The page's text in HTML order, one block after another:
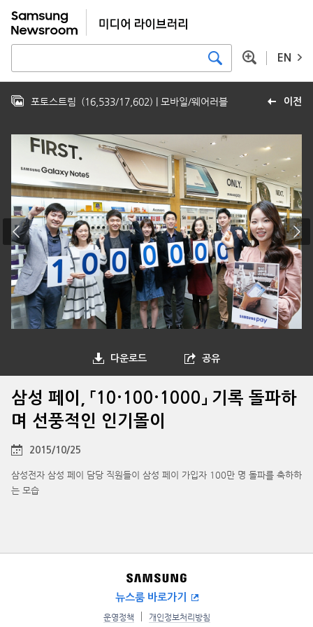
EN
이전
포토스트림 (16,533/17,602) | 모바일/웨어러블
다운로드 공유
삼성 페이, 「10·100·1000」 기록 돌파하
며 선풍적인 인기몰이
2015/10/25
삼성전자 삼성 페이 담당 직원들이 삼성 페이 가입자 100만 명 돌파를 축하하
는 모습
뉴스룸 바로가기
운영정책 개인정보처리방침